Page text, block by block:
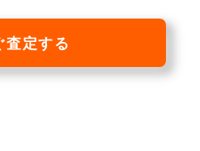
査定する